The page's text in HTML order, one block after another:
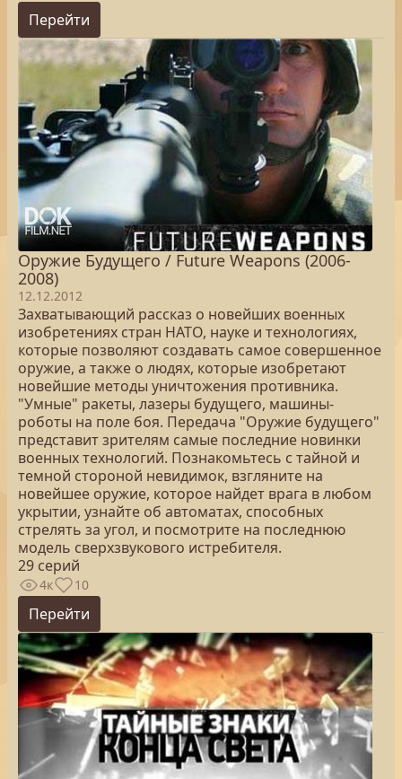
Перейти
Оружие Будущего / Future Weapons (2006-
2008)
12.12.2012
Захватывающий рассказ о новейших военных
изобретениях стран НАТО, науке и технологиях,
которые позволяют создавать самое совершенное
оружие, а также о людях, которые изобретают
новейшие методы уничтожения противника.
"Умные" ракеты, лазеры будущего, машины-
роботы на поле боя. Передача "Оружие будущего"
представит зрителям самые последние новинки
военных технологий. Познакомьтесь с тайной и
темной стороной невидимок, взгляните на
новейшее оружие, которое найдет врага в любом
укрытии, узнайте об автоматах, способных
стрелять за угол, и посмотрите на последнюю
модель сверхзвукового истребителя.
29 серий
4к 10
Перейти